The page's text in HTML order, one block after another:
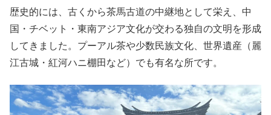
歴史的には、古くから茶馬古道の中継地として栄え、中
国・チベット・東南アジア文化が交わる独自の文明を形成
してきました。プーアル茶や少数民族文化、世界遺産（麗
江古城・紅河ハニ棚田など）でも有名な所です。